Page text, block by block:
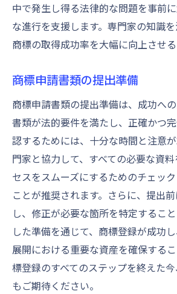
中で発生し得る法律的な問題を事前
な進行を支援します。専門家の知識を
商標の取得成功率を大幅に向上させる
商標申請書類の提出準備
商標申請書類の提出準備は、成功への
書類が法的要件を満たし、正確かつ
認するためには、十分な時間と注意
門家と協力して、すべての必要な資
セスをスムーズにするためのチェッ
ことが推奨されます。さらに、提出
し、修正が必要な箇所を特定するこ
した準備を通じて、商標登録が成功
展開における重要な資産を確保する
標登録のすべてのステップを終えた
もご期待ください。